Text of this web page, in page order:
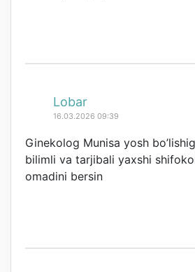
Lobar
16.03.2026 09:39
Ginekolog Munisa yosh
bilimli va tarjibali yaxshi
omadini bersin